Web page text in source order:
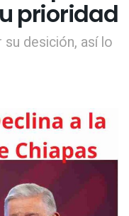
prioridad
desición, así lo